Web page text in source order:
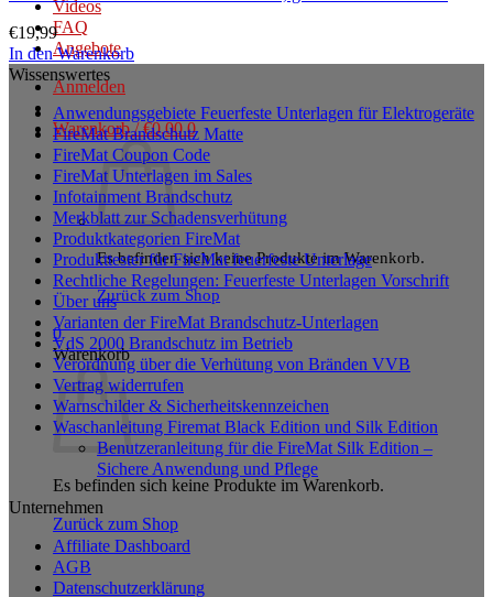
Videos
FAQ
Angebote
Anmelden
Warenkorb /€0,00 0
Es befinden sich keine Produkte im Warenkorb.
Zurück zum Shop
0
Warenkorb
Es befinden sich keine Produkte im Warenkorb.
Zurück zum Shop
€19,99
In den Warenkorb
Wissenswertes
Anwendungsgebiete Feuerfeste Unterlagen für Elektrogeräte
FireMat Brandschutz Matte
FireMat Coupon Code
FireMat Unterlagen im Sales
Infotainment Brandschutz
Merkblatt zur Schadensverhütung
Produktkategorien FireMat
Produkttester für FireMat feuerfeste Unterlage
Rechtliche Regelungen: Feuerfeste Unterlagen Vorschrift
Über uns
Varianten der FireMat Brandschutz-Unterlagen
VdS 2000 Brandschutz im Betrieb
Verordnung über die Verhütung von Bränden VVB
Vertrag widerrufen
Warnschilder & Sicherheitskennzeichen
Waschanleitung Firemat Black Edition und Silk Edition
Benutzeranleitung für die FireMat Silk Edition –
Sichere Anwendung und Pflege
Unternehmen
Affiliate Dashboard
AGB
Datenschutzerklärung